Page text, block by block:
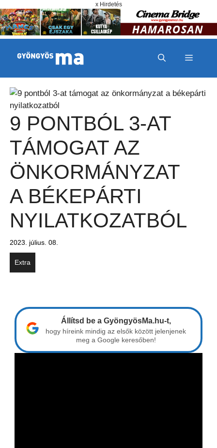
x Hirdetés
MENÜ
9 PONTBÓL 3-AT
TÁMOGAT AZ
ÖNKORMÁNYZAT
A BÉKEPÁRTI
NYILATKOZATBÓL
2023. július. 08.
Extra
Állítsd be a GyöngyösMa.hu-t,
hogy híreink mindig az elsők között jelenjenek
meg a Google keresőben!